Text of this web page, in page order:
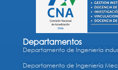
Departamentos
Departamento de Ingeniería
Departamento de Ingeniería